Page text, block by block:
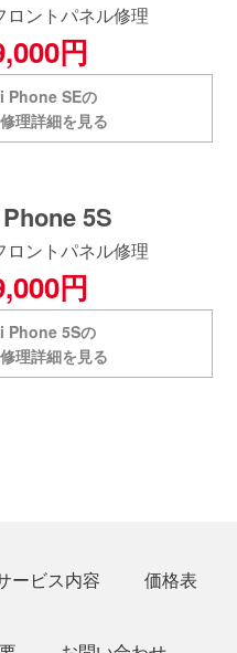
ロントパネル修理
円
i Phone SEの
修理詳細を見る
5S
ロントパネル修理
円
i Phone 5Sの
修理詳細を見る
ービス内容 価格表